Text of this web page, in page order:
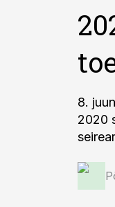
8.
2020